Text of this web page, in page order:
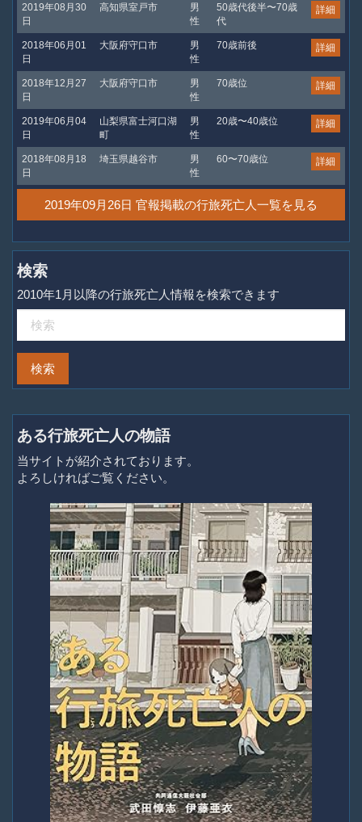
2019年08月30
日
高知県室戸市
男
性
50歳代後半〜70歳
代
詳細
2018年06月01
日
大阪府守口市
男
性
70歳前後 詳細
2018年12月27
日
大阪府守口市
男
性
70歳位 詳細
2019年06月04
日
山梨県富士河口湖
町
男
性
20歳〜40歳位 詳細
2018年08月18
日
埼玉県越谷市
男
性
60〜70歳位 詳細
2019年09月26日 官報掲載の行旅死亡人一覧を見る
検索
2010年1月以降の行旅死亡人情報を検索できます
ある行旅死亡人の物語
当サイトが紹介されております。
よろしければご覧ください。